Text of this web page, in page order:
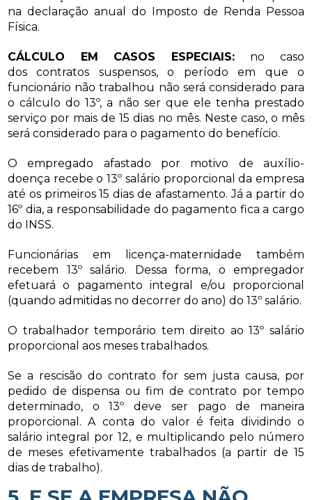
na declaração anual do Imposto de Renda Pessoa
Física.
CÁLCULO EM CASOS ESPECIAIS: no caso
dos contratos suspensos, o período em que o
funcionário não trabalhou não será considerado para
o cálculo do 13º, a não ser que ele tenha prestado
serviço por mais de 15 dias no mês. Neste caso, o mês
será considerado para o pagamento do benefício.
O empregado afastado por motivo de auxílio-
doença recebe o 13º salário proporcional da empresa
até os primeiros 15 dias de afastamento. Já a partir do
16º dia, a responsabilidade do pagamento fica a cargo
do INSS.
Funcionárias em licença-maternidade também
recebem 13º salário. Dessa forma, o empregador
efetuará o pagamento integral e/ou proporcional
(quando admitidas no decorrer do ano) do 13º salário.
O trabalhador temporário tem direito ao 13º salário
proporcional aos meses trabalhados.
Se a rescisão do contrato for sem justa causa, por
pedido de dispensa ou fim de contrato por tempo
determinado, o 13º deve ser pago de maneira
proporcional. A conta do valor é feita dividindo o
salário integral por 12, e multiplicando pelo número
de meses efetivamente trabalhados (a partir de 15
dias de trabalho).